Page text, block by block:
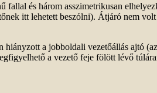
fallal és három asszimetrikusan
itt lehetett beszólni). Átjáró nem
hiányzott a jobboldali vezetőállás ajtó
a vezető feje fölött lévő